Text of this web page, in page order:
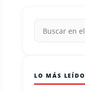
LO MÁS LEÍDO